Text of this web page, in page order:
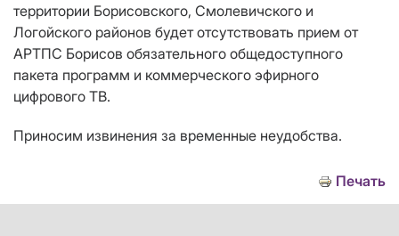
территории Борисовского, Смолевичского и
Логойского районов будет отсутствовать прием от
АРТПС Борисов обязательного общедоступного
пакета программ и коммерческого эфирного
цифрового ТВ.
Приносим извинения за временные неудобства.
Печать